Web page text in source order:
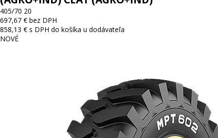
405/70 20
697,67 € bez DPH
858,13 € s DPH do košíka u dodávateľa
NOVÉ